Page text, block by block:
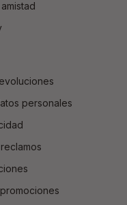
personales